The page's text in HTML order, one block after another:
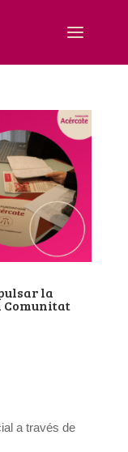
la
Comunitat
a través de